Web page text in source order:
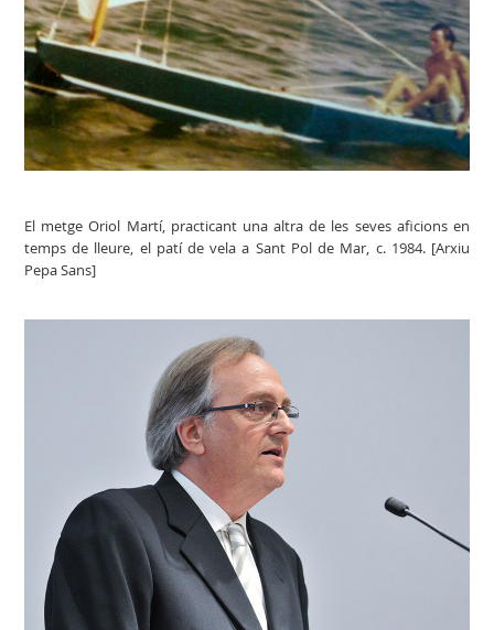
El metge Oriol Martí, practicant una altra de les seves aficions en
temps de lleure, el patí de vela a Sant Pol de Mar, c. 1984. [Arxiu
Pepa Sans]